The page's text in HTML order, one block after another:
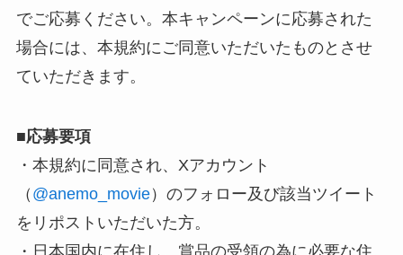
でご応募ください。本キャンペーンに応募された
場合には、本規約にご同意いただいたものとさせ
ていただきます。
■応募要項
・本規約に同意され、Xアカウント
（ @anemo_movie）のフォロー及び該当ツイート
をリポストいただいた方。